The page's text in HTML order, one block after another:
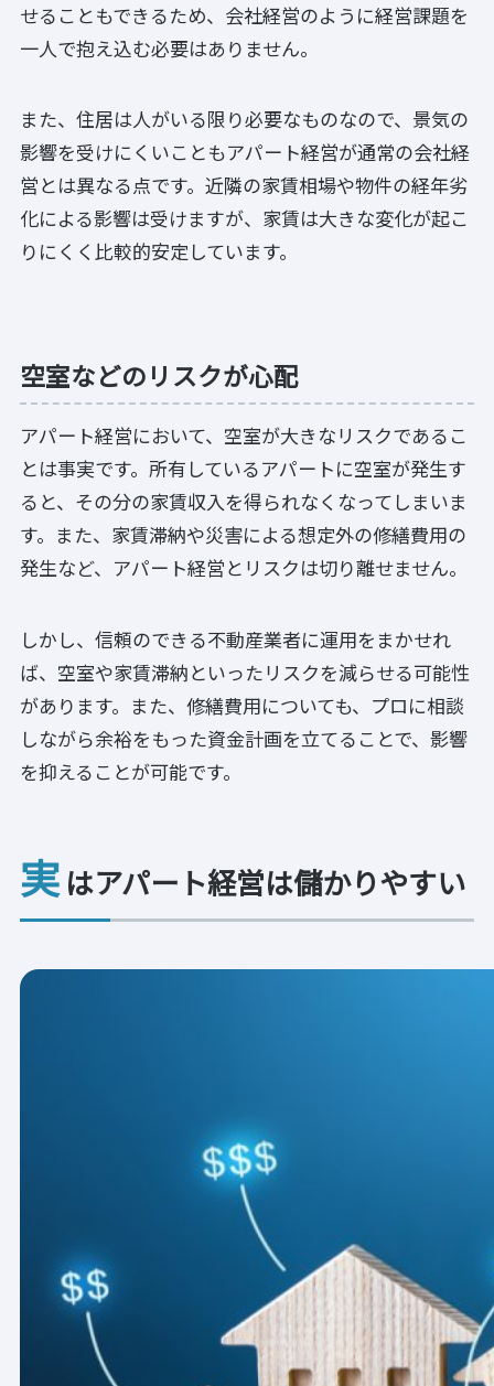
せることもできるため、会社経営のように経営課題を
一人で抱え込む必要はありません。
また、住居は人がいる限り必要なものなので、景気の
影響を受けにくいこともアパート経営が通常の会社経
営とは異なる点です。近隣の家賃相場や物件の経年劣
化による影響は受けますが、家賃は大きな変化が起こ
りにくく比較的安定しています。
空室などのリスクが心配
アパート経営において、空室が大きなリスクであるこ
とは事実です。所有しているアパートに空室が発生す
ると、その分の家賃収入を得られなくなってしまいま
す。また、家賃滞納や災害による想定外の修繕費用の
発生など、アパート経営とリスクは切り離せません。
しかし、信頼のできる不動産業者に運用をまかせれ
ば、空室や家賃滞納といったリスクを減らせる可能性
があります。また、修繕費用についても、プロに相談
しながら余裕をもった資金計画を立てることで、影響
を抑えることが可能です。
実はアパート経営は儲かりやすい